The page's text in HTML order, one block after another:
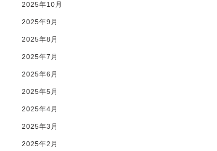
2025年10月
2025年9月
2025年8月
2025年7月
2025年6月
2025年5月
2025年4月
2025年3月
2025年2月